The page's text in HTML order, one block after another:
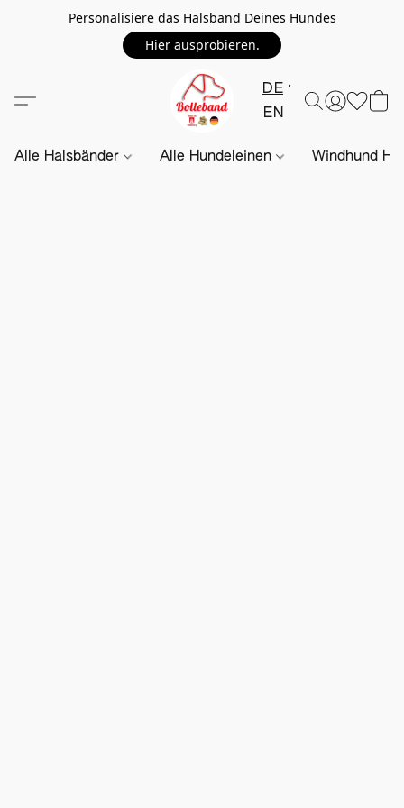
Personalisiere das Halsband Deines Hundes
Hier ausprobieren.
DE
EN
Alle Halsbänder Alle Hundeleinen Windhund